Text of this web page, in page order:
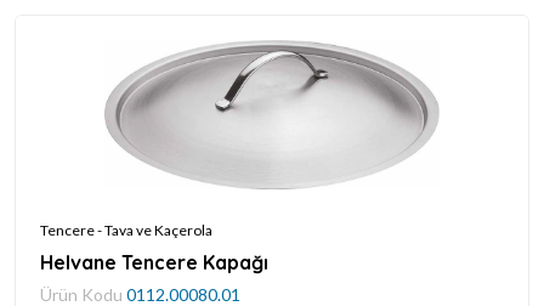
Tencere - Tava ve Kaçerola
Helvane Tencere Kapağı
Ürün Kodu 0112.00080.01